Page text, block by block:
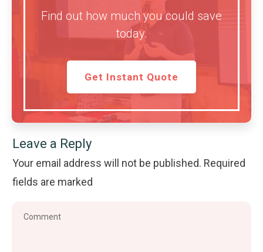
Find out how much you could save
today.
Get Instant Quote
Leave a Reply
Your email address will not be published. Required
fields are marked